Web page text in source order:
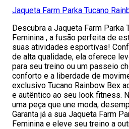
Jaqueta Farm Parka Tucano
Descubra a Jaqueta Farm Parka
Feminina , a fusão perfeita de
suas atividades esportivas!
de alta qualidade, ela oferece
para seu treino ou um passeio
conforto e a liberdade de
exclusivo Tucano Rainbow Bex
e autêntico ao seu look fitness.
uma peça que une moda,
Garanta já a sua Jaqueta Farm
Feminina e eleve seu treino a